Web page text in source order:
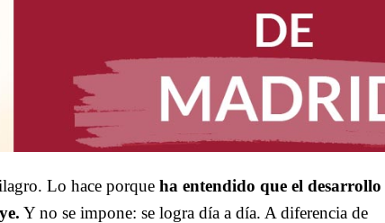
Lo hace porque ha entendido que el desarrollo
Y no se impone: se logra día a día. A diferencia de